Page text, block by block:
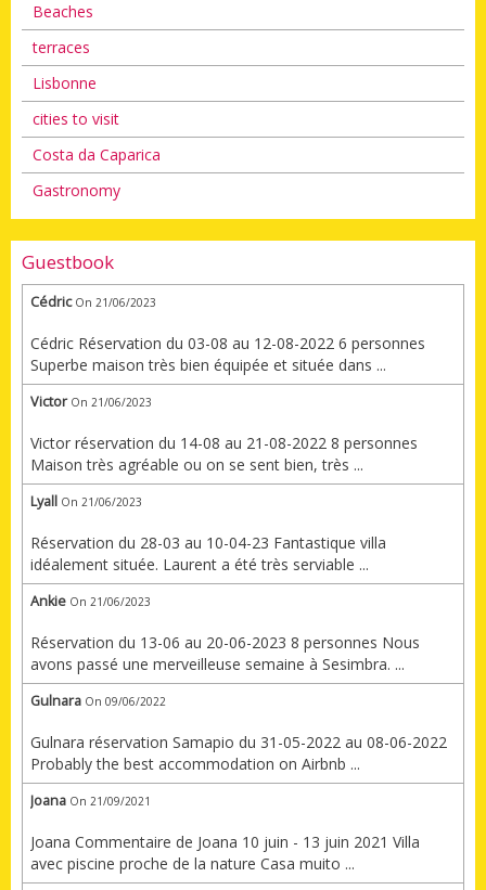
Beaches
terraces
Lisbonne
cities to visit
Costa da Caparica
Gastronomy
Guestbook
Cédric On 21/06/2023
Cédric Réservation du 03-08 au 12-08-2022 6 personnes
Superbe maison très bien équipée et située dans ...
Victor On 21/06/2023
Victor réservation du 14-08 au 21-08-2022 8 personnes
Maison très agréable ou on se sent bien, très ...
Lyall On 21/06/2023
Réservation du 28-03 au 10-04-23 Fantastique villa
idéalement située. Laurent a été très serviable ...
Ankie On 21/06/2023
Réservation du 13-06 au 20-06-2023 8 personnes Nous
avons passé une merveilleuse semaine à Sesimbra. ...
Gulnara On 09/06/2022
Gulnara réservation Samapio du 31-05-2022 au 08-06-2022
Probably the best accommodation on Airbnb ...
Joana On 21/09/2021
Joana Commentaire de Joana 10 juin - 13 juin 2021 Villa
avec piscine proche de la nature Casa muito ...